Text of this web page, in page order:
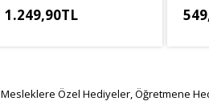
1.249,90TL
Mesleklere Özel Hediyeler,Öğretmene